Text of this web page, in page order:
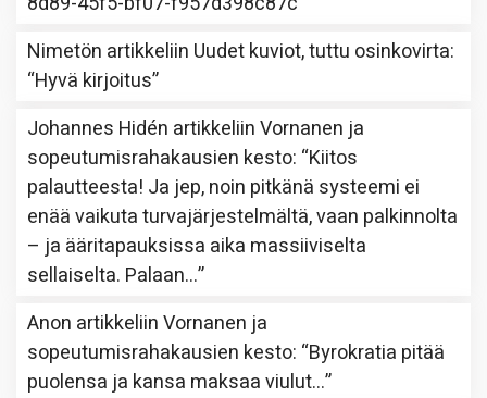
Nimetön artikkeliin Uudet kuviot, tuttu osinkovirta:
“Hyvä kirjoitus”
Johannes Hidén artikkeliinVornanen ja
sopeutumisrahakausien kesto: “Kiitos
palautteesta! Ja jep, noin pitkänä systeemi ei
enää vaikuta turvajärjestelmältä, vaan palkinnolta
– ja ääritapauksissa aika massiiviselta
sellaiselta. Palaan…”
Anon artikkeliinVornanen ja
sopeutumisrahakausien kesto: “Byrokratia pitää
puolensa ja kansa maksaa viulut…”